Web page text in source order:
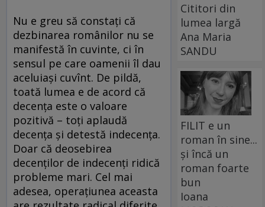
Nu e greu să constaţi că
dezbinarea românilor nu se
manifestă în cuvinte, ci în
sensul pe care oamenii îl dau
aceluiaşi cuvînt. De pildă,
toată lumea e de acord că
decenţa este o valoare
pozitivă – toţi aplaudă
decenţa şi detestă indecenţa.
Doar că deosebirea
decenţilor de indecenţi ridică
probleme mari. Cel mai
adesea, operaţiunea aceasta
Cititori din
lumea largă
Ana Maria
SANDU
FILIT e un
roman în sine...
și încă un
roman foarte
bun
Ioana